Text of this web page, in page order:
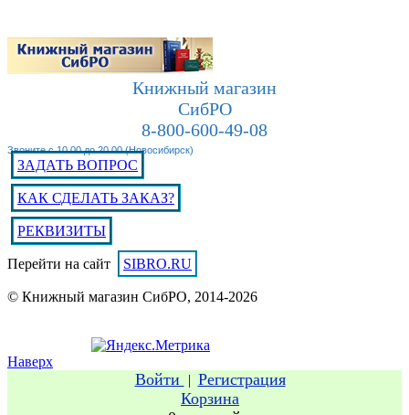
Книжный магазин
СибРО
8-800-600-49-08
Звоните с 10.00 до 20.00 (Новосибирск)
ЗАДАТЬ ВОПРОС
КАК СДЕЛАТЬ ЗАКАЗ?
РЕКВИЗИТЫ
Перейти на сайт SIBRO.RU
© Книжный магазин СибРО, 2014-2026
Наверх
Войти | Регистрация
Корзина